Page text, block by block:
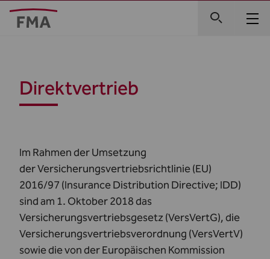
Direktvertrieb
Im Rahmen der Umsetzung
derVersicherungsvertriebsrichtlinie(EU)
2016/97 (Insurance Distribution Directive; IDD)
sind am 1. Oktober 2018 das
Versicherungsvertriebsgesetz (VersVertG), die
Versicherungsvertriebsverordnung (VersVertV)
sowie die von der Europäischen Kommission